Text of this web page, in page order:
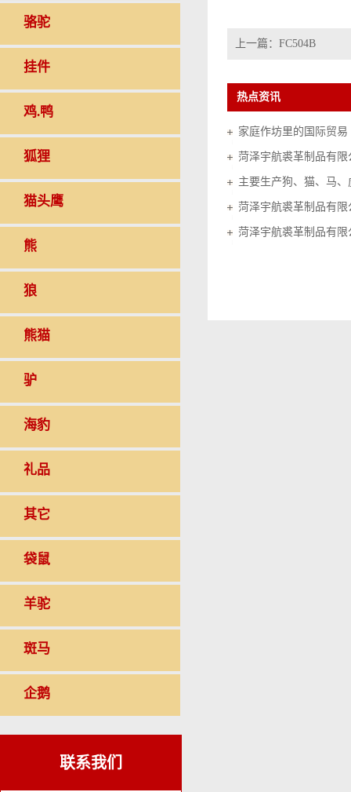
骆驼
挂件
鸡.鸭
狐狸
猫头鹰
熊
狼
熊猫
驴
海豹
礼品
其它
袋鼠
羊驼
斑马
企鹅
联系我们
上一篇： FC504B
热点资讯
家庭作坊里的国际贸易
菏泽宇航裘革制品有
菏泽宇航裘革制品有限
菏泽宇航裘革制品有限